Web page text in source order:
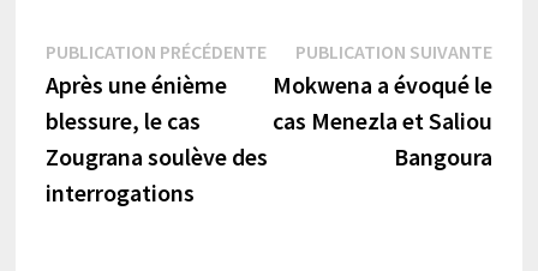
Navigation
de
l’article
PUBLICATION PRÉCÉDENTEPublication
précédente :
Après une énième
blessure, le cas
Zougrana soulève des
interrogations
PUBLICATION SUIVANTE
Mokwena a évoqué le
cas Menezla et Saliou
Bangoura